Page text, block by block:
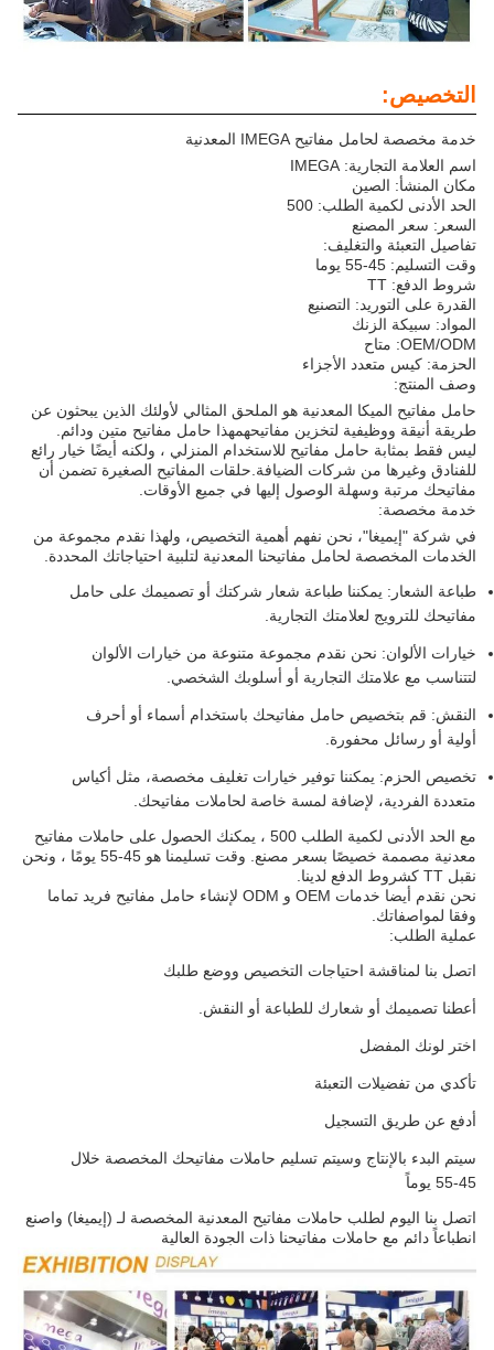
التخصيص:
خدمة مخصصة لحامل مفاتيح IMEGA المعدنية
اسم العلامة التجارية: IMEGA
مكان المنشأ: الصين
الحد الأدنى لكمية الطلب: 500
السعر: سعر المصنع
تفاصيل التعبئة والتغليف:
وقت التسليم: 45-55 يوما
شروط الدفع: TT
القدرة على التوريد: التصنيع
المواد: سبيكة الزنك
OEM/ODM: متاح
الحزمة: كيس متعدد الأجزاء
وصف المنتج:
حامل مفاتيح الميكا المعدنية هو الملحق المثالي لأولئك الذين يبحثون عن
طريقة أنيقة ووظيفية لتخزين مفاتيحهمهذا حامل مفاتيح متين ودائم.
ليس فقط بمثابة حامل مفاتيح للاستخدام المنزلي ، ولكنه أيضًا خيار رائع
للفنادق وغيرها من شركات الضيافة.حلقات المفاتيح الصغيرة تضمن أن
مفاتيحك مرتبة وسهلة الوصول إليها في جميع الأوقات.
خدمة مخصصة:
في شركة "إيميغا"، نحن نفهم أهمية التخصيص، ولهذا نقدم مجموعة من
الخدمات المخصصة لحامل مفاتيحنا المعدنية لتلبية احتياجاتك المحددة.
طباعة الشعار: يمكننا طباعة شعار شركتك أو تصميمك على حامل
مفاتيحك للترويج لعلامتك التجارية.
خيارات الألوان: نحن نقدم مجموعة متنوعة من خيارات الألوان
لتتناسب مع علامتك التجارية أو أسلوبك الشخصي.
النقش: قم بتخصيص حامل مفاتيحك باستخدام أسماء أو أحرف
أولية أو رسائل محفورة.
تخصيص الحزم: يمكننا توفير خيارات تغليف مخصصة، مثل أكياس
متعددة الفردية، لإضافة لمسة خاصة لحاملات مفاتيحك.
مع الحد الأدنى لكمية الطلب 500 ، يمكنك الحصول على حاملات مفاتيح
معدنية مصممة خصيصًا بسعر مصنع. وقت تسليمنا هو 45-55 يومًا ، ونحن
نقبل TT كشروط الدفع لدينا.
نحن نقدم أيضا خدمات OEM و ODM لإنشاء حامل مفاتيح فريد تماما
وفقا لمواصفاتك.
عملية الطلب:
اتصل بنا لمناقشة احتياجات التخصيص ووضع طلبك
أعطنا تصميمك أو شعارك للطباعة أو النقش.
اختر لونك المفضل
تأكدي من تفضيلات التعبئة
أدفع عن طريق التسجيل
سيتم البدء بالإنتاج وسيتم تسليم حاملات مفاتيحك المخصصة خلال
45-55 يوماً
اتصل بنا اليوم لطلب حاملات مفاتيح المعدنية المخصصة لـ (إيميغا) واصنع
انطباعاً دائم مع حاملات مفاتيحنا ذات الجودة العالية